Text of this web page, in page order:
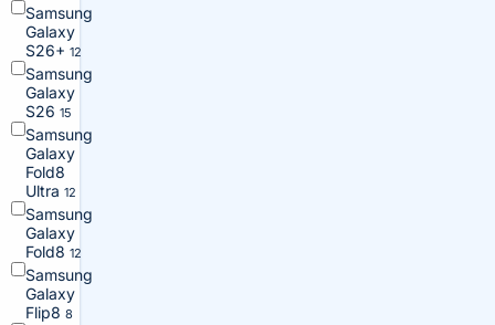
Samsung
Galaxy
S26+ 12
Samsung
Galaxy
S26 15
Samsung
Galaxy
Fold8
Ultra 12
Samsung
Galaxy
Fold8 12
Samsung
Galaxy
Flip8 8